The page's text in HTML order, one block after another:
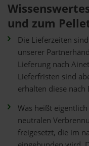
und zum
Die Lieferzeiten
unserer
Lieferung nach
Lieferfristen sind
erhalten diese nach
Was heißt
neutralen
freigesetzt, die im